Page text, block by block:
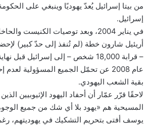
من بيتا إسرائيل يُعدّ يهوديًا وينبغي على
إسرائيل.
في يناير 2004، وبعد توصيات الكنيست
أريئيل شارون خطة (لم تُنفذ إلى حدّ كبير)
عام 2008 عن تحمّل الجميع المسؤولية
بقية الشعب اليهودي.
لاحقًا قرّر عمّار أن أحفاد اليهود الإثيوبيين
المسيحية هم «يهود بلا أي شك من جميع
يوسف أفتى بتحريم التشكيك في يهوديتهم،